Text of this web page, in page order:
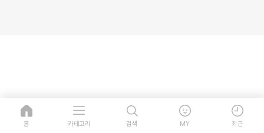
홈 카테고리 검색 MY 최근